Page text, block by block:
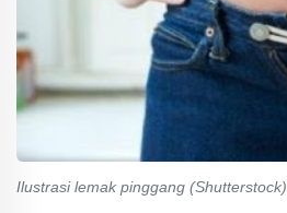
Ilustrasi lemak pinggang (Shutterstock)